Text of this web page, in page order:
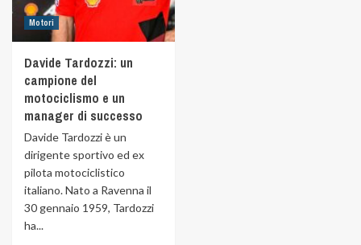
Motori
Davide Tardozzi: un
campione del
motociclismo e un
manager di successo
Davide Tardozzi è un
dirigente sportivo ed ex
pilota motociclistico
italiano. Nato a Ravenna il
30 gennaio 1959, Tardozzi
ha...